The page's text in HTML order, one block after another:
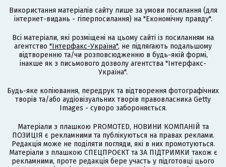
Використання матеріалів сайту лише за умови посилання (для
інтернет-видань - гіперпосилання) на "Економічну правду".
Всі матеріали, які розміщені на цьому сайті із посиланням на
агентство "Інтерфакс-Україна", не підлягають подальшому
відтворенню та/чи розповсюдженню в будь-якій формі,
інакше як з письмового дозволу агентства "Інтерфакс-
Україна".
Будь-яке копіювання, передрук та відтворення фотографічних
творів та/або аудіовізуальних творів правовласника Getty
Images - суворо забороняється.
Матеріали з плашкою PROMOTED, НОВИНИ КОМПАНІЙ та
ПОЗИЦІЯ є рекламними та публікуються на правах реклами.
Редакція може не поділяти погляди, які в них промотуються.
Матеріали з плашкою СПЕЦПРОЄКТ та ЗА ПІДТРИМКИ також є
рекламними, проте редакція бере участь у підготовці цього